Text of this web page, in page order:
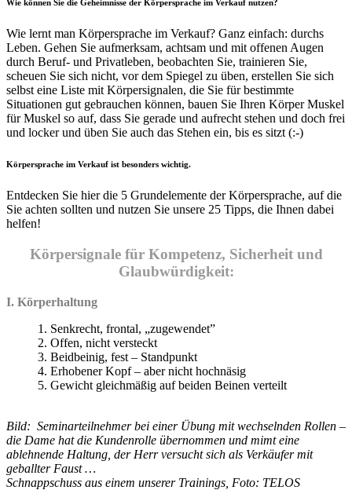
Wie können Sie die Geheimnisse der Körpersprache im Verkauf nutzen?
Wie lernt man Körpersprache im Verkauf? Ganz einfach: durchs
Leben. Gehen Sie aufmerksam, achtsam und mit offenen Augen
durch Beruf- und Privatleben, beobachten Sie, trainieren Sie,
scheuen Sie sich nicht, vor dem Spiegel zu üben, erstellen Sie sich
selbst eine Liste mit Körpersignalen, die Sie für bestimmte
Situationen gut gebrauchen können, bauen Sie Ihren Körper Muskel
für Muskel so auf, dass Sie gerade und aufrecht stehen und doch frei
und locker und üben Sie auch das Stehen ein, bis es sitzt (:-)
Körpersprache im Verkauf ist besonders wichtig.
Entdecken Sie hier die 5 Grundelemente der Körpersprache, auf die
Sie achten sollten und nutzen Sie unsere 25 Tipps, die Ihnen dabei
helfen!
Körpersignale für Kompetenz, Sicherheit und
Glaubwürdigkeit:
I. Körperhaltung
1. Senkrecht, frontal, „zugewendet”
2. Offen, nicht versteckt
3. Beidbeinig, fest – Standpunkt
4. Erhobener Kopf – aber nicht hochnäsig
5. Gewicht gleichmäßig auf beiden Beinen verteilt
Bild: Seminarteilnehmer bei einer Übung mit wechselnden Rollen –
die Dame hat die Kundenrolle übernommen und mimt eine
ablehnende Haltung, der Herr versucht sich als Verkäufer mit
geballter Faust …
Schnappschuss aus einem unserer Trainings, Foto: TELOS